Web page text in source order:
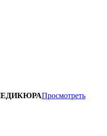
Просмотреть